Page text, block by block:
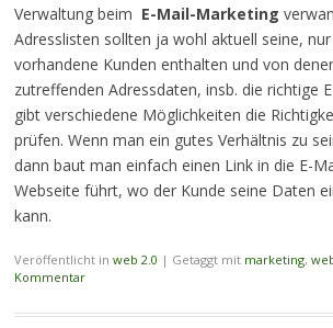
Verwaltung beim E-Mail-Marketing
Adresslisten sollten ja wohl aktuell seine,
vorhandene Kunden enthalten und von
zutreffenden Adressdaten, insb. die richtige
gibt verschiedene Möglichkeiten die
prüfen. Wenn man ein gutes Verhältnis zu
dann baut man einfach einen Link in die E-
Webseite führt, wo der Kunde seine Daten
kann.
Veröffentlicht in web 2.0 | Getaggt mit marketing,
Kommentar